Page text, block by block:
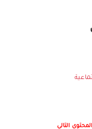
المحتوى التالي